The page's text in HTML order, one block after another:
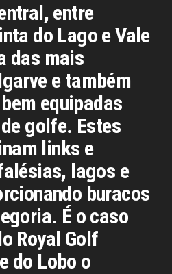
entre
do Lago e Vale
das mais
e também
equipadas
golfe. Estes
links e
lagos e
buracos
É o caso
Royal Golf
do Lobo o